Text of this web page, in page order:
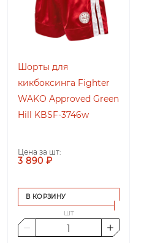
Шорты для
кикбоксинга Fighter
WAKO Approved Green
Hill KBSF-3746w
Цена за шт:
3 890 ₽
В КОРЗИНУ
шт